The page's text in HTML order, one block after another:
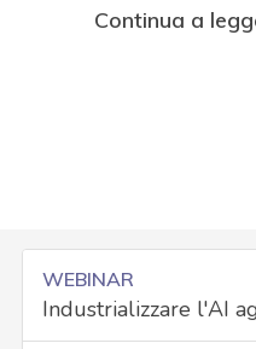
Continua a
WEBINAR
Industrializzare l'AI